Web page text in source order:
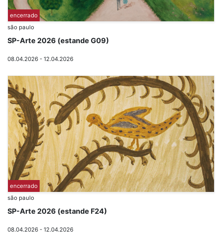
encerrado
são paulo
SP-Arte 2026 (estande G09)
08.04.2026 - 12.04.2026
encerrado
são paulo
SP-Arte 2026 (estande F24)
08.04.2026 - 12.04.2026